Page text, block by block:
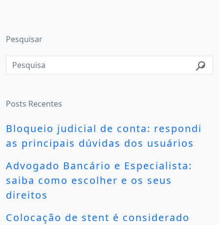
Pesquisar
Posts Recentes
Bloqueio judicial de conta: respondi
as principais dúvidas dos usuários
Advogado Bancário e Especialista:
saiba como escolher e os seus
direitos
Colocação de stent é considerado